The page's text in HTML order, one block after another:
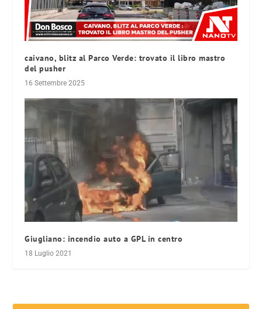
caivano, blitz al Parco Verde: trovato il libro mastro
del pusher
16 Settembre 2025
Giugliano: incendio auto a GPL in centro
18 Luglio 2021